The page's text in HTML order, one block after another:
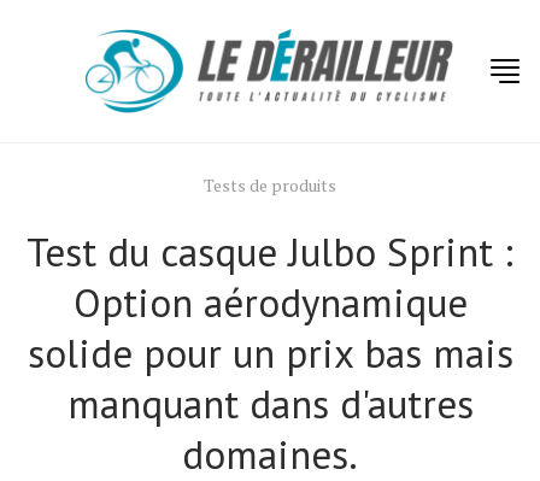
Tests de produits
Test du casque Julbo Sprint :
Option aérodynamique
solide pour un prix bas mais
manquant dans d'autres
domaines.